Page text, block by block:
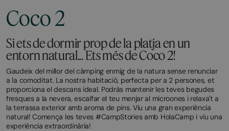
Coco 2
Si ets de dormir prop de la platja en un
entorn natural... Ets més de Coco 2!
Gaudeix del millor del càmping enmig de la natura sense renunciar
a la comoditat. La nostra habitació, perfecta per a 2 persones, et
proporciona el descans ideal. Podràs mantenir les teves begudes
fresques a la nevera, escalfar el teu menjar al microones i relaxa't a
la terrassa exterior amb aroma de pins. Viu una gran experiència
natural! Comença les teves #CampStories amb HolaCamp i viu una
experiència extraordinària!